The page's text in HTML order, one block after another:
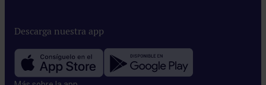
Descarga nuestra app